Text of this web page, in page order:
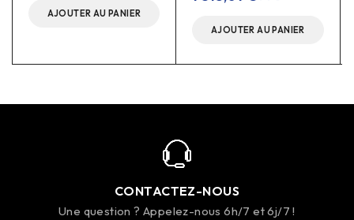
AJOUTER AU PANIER
AJOUTER AU PANIER
CONTACTEZ-NOUS
Une question ? Appelez-nous 6h/7 et 6j/7 !